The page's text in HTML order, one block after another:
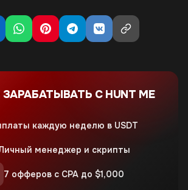
С HUNT ME
каждую неделю в USDT
менеджер и скрипты
7 офферов с CPA до $1,000